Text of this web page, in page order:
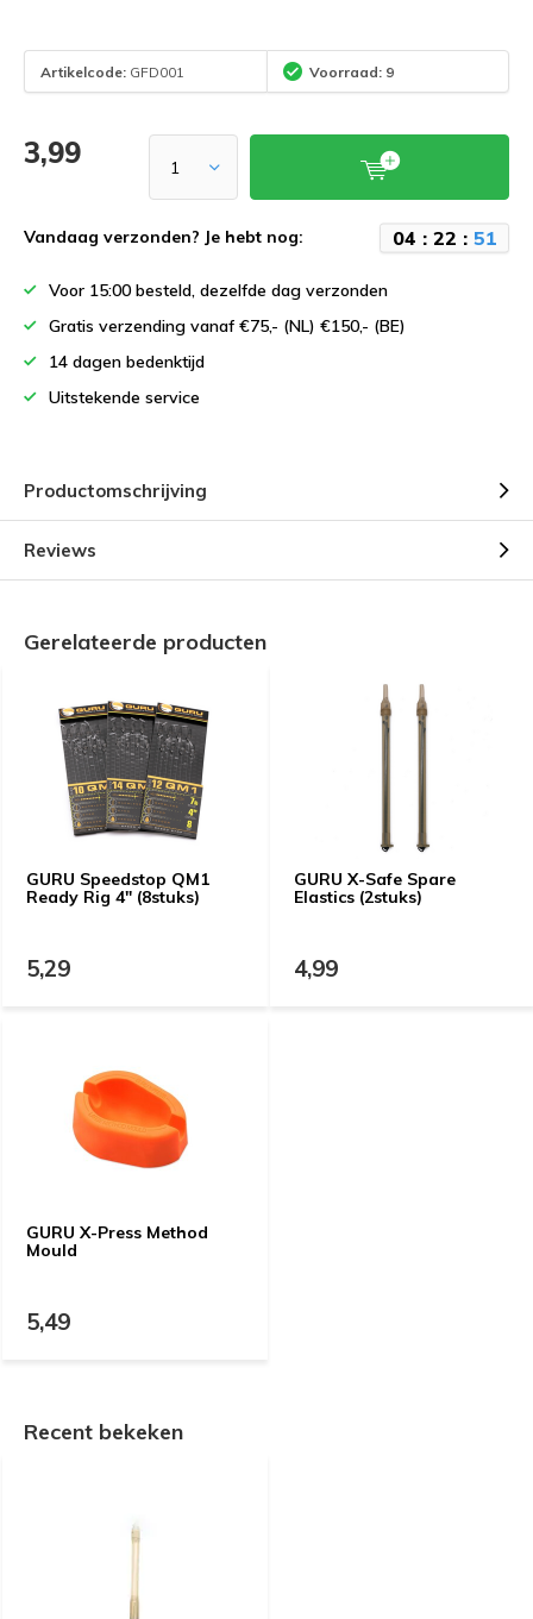
Artikelcode: GFD001 Voorraad: 9
3,99
Vandaag verzonden? Je hebt nog: 04 : 22 : 51
Voor 15:00 besteld, dezelfde dag verzonden
Gratis verzending vanaf €75,- (NL) €150,- (BE)
14 dagen bedenktijd
Uitstekende service
Productomschrijving
Reviews
Gerelateerde producten
GURU Speedstop QM1
Ready Rig 4" (8stuks)
5,29
GURU X-Safe Spare
Elastics (2stuks)
4,99
GURU X-Press Method
Mould
5,49
Recent bekeken